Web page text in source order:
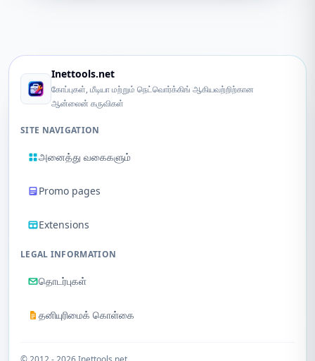
Inettools.net
கோப்புகள், மீடியா மற்றும் நெட்வொர்க்கிங் ஆகியவற்றிற்கான
ஆன்லைன் கருவிகள்
SITE NAVIGATION
அனைத்து வகைகளும்
Promo pages
Extensions
LEGAL INFORMATION
தொடர்புகள்
தனியுரிமைக் கொள்கை